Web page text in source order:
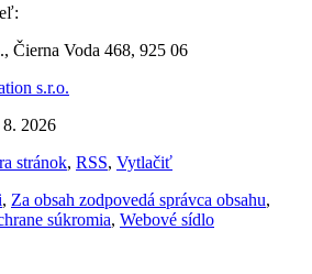
Čierna Voda 468, 925 06
s.r.o.
8. 2026
stránok, RSS, Vytlačiť
, Za obsah zodpovedá správca obsahu,
súkromia, Webové sídlo